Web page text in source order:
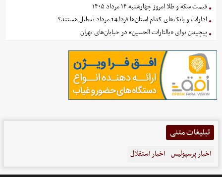
قیمت سکه و طلا امروز چهارشنبه ۱۴ مرداد ۱۴۰۵
ادارات و بانک‌های کدام استان‌ها فردا 14 مرداد تعطیل هستند؟
پیچیدن نوای «یالثارات الحسین» در خیابان‌های تهران
تبلیغات متنی
اخبار پرسپولیس اخبار استقلال